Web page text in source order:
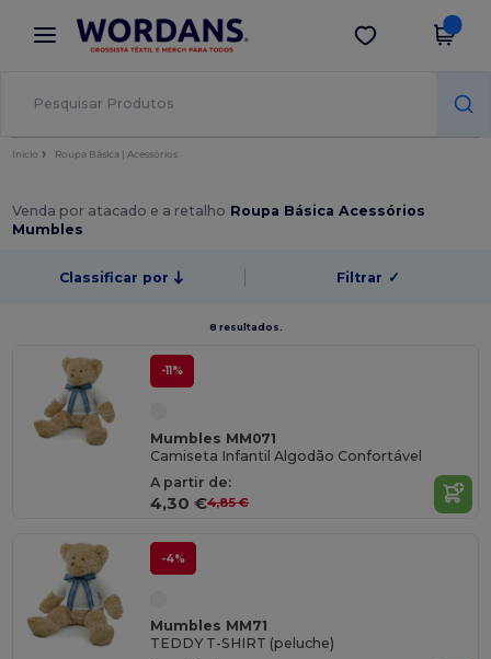
× App Wordans
Melhores preços na app!
Obter app
Início Roupa Básica | Acessórios
Venda por atacado e a retalho Roupa Básica Acessórios
Mumbles
Classificar por Filtrar ✓
8 resultados.
-11%
Mumbles MM071
Camiseta Infantil Algodão Confortável
A partir de:
4,30 €4,85 €
-4%
Mumbles MM71
TEDDY T-SHIRT (peluche)